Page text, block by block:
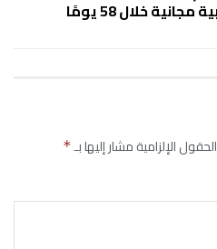
الحقول الإلزامية مشار إليها بـ*